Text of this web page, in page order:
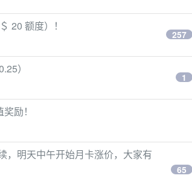
20 额度）！
257
）
1
励！
，明天中午开始月卡涨价，大家有
65